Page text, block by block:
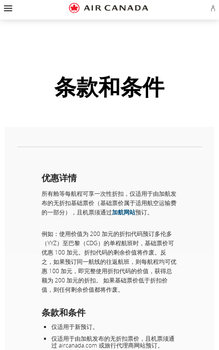
跳
跳
跳
跳
跳
跳
跳
登
条款和条件
优惠详情
所有舱等每航程可享一次性折扣，仅适用于由加航发
布的无折扣基础票价（基础票价属于适用航空运输费
的一部分），且机票须通过加航网站预订。
例如：使用价值为 200 加元的折扣代码预订多伦多
（YYZ）至巴黎（CDG）的单程航班时，基础票价可
优惠 100 加元。折扣代码的剩余价值将作废。反
之，如果预订同一航线的往返航班，则每航程均可优
惠 100 加元，即完整使用折扣代码的价值，获得总
额为 200 加元的折扣。 如果基础票价低于折扣价
值，则任何剩余价值都将作废。
条款和条件
仅适用于新预订。
仅适用于由加航发布的无折扣票价，且机票须通
过 aircanada.com 或旅行代理商网站预订。